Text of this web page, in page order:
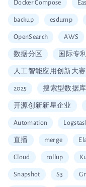
Docker Compose
backup esdump
OpenSearch AWS
数据分区 国际专利
人工智能应用创新大赛
2025 搜索型数据库
开源创新新星企业
Automation
直播 merge
Cloud rollup
Snapshot S3